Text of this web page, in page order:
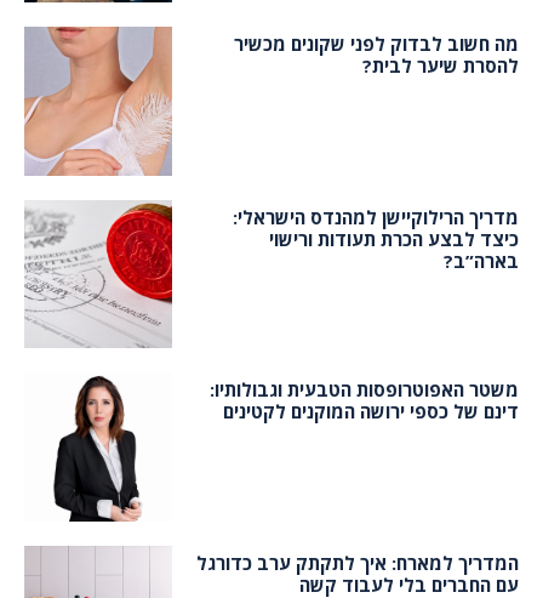
מה חשוב לבדוק לפני שקונים מכשיר
להסרת שיער לבית?
מדריך הרילוקיישן למהנדס הישראלי:
כיצד לבצע הכרת תעודות ורישוי
בארה”ב?
משטר האפוטרופסות הטבעית וגבולותיו:
דינם של כספי ירושה המוקנים לקטינים
המדריך למארח: איך לתקתק ערב כדורגל
עם החברים בלי לעבוד קשה